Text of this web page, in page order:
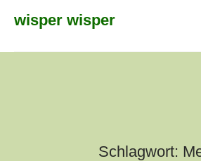
wisper wisper
Schlagwort: